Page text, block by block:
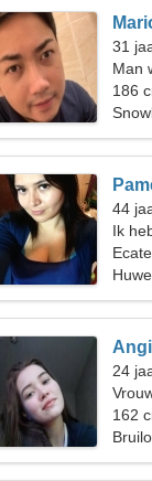
31
Man
186
44
Ik
skiën
24
162